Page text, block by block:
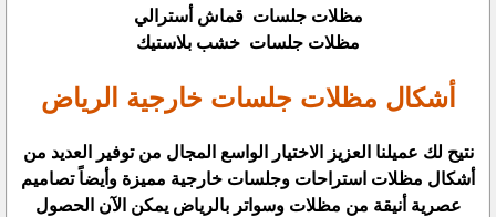
مظلات جلسات قماش أسترالي
مظلات جلسات خشب بلاستيك
أشكال مظلات جلسات خارجية الرياض
نتيح لك عميلنا العزيز الاختيار الواسع المجال من توفير العديد من
أشكال مظلات استراحات وجلسات خارجية مميزة وأيضاً تصاميم
عصرية أنيقة من مظلات وسواتر بالرياض يمكن الآن الحصول